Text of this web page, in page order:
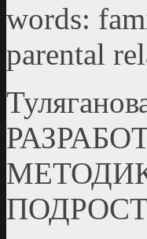
words:
parental